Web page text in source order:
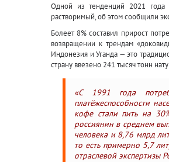
Одной из тенденций 2021 года
растворимый, об этом сообщили
Болеет 8% составил прирост
возвращении к трендам
Индонезия и Уганда — это
страну ввезено 241 тысяч тонн
«С 1991 года
платёжеспособности
кофе стали пить на
россиянин в среднем
человека и 8,76 млрд
то есть примерно 5,7
отраслевой экспертизы